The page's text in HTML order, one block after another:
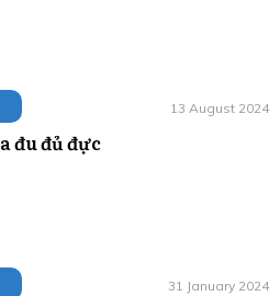
13 August 2024
đu đủ đực
31 January 2024